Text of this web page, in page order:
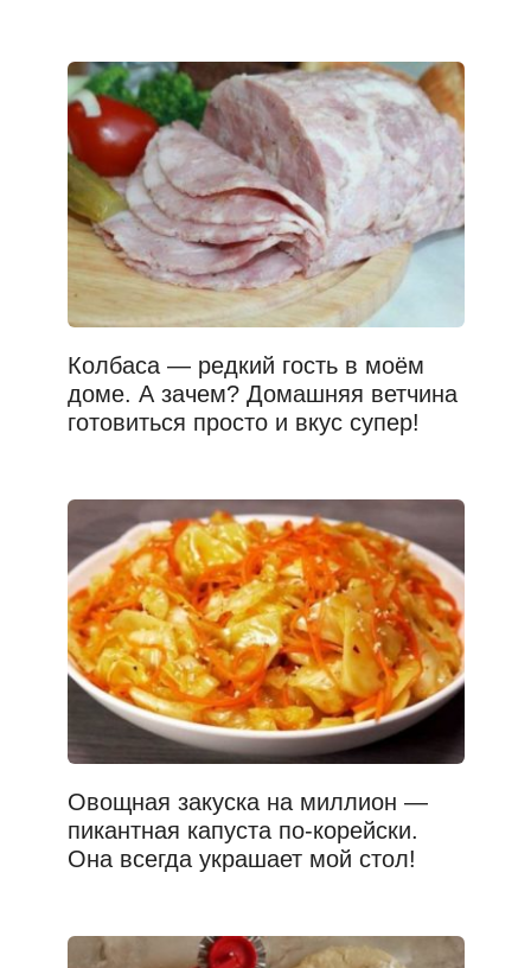
Колбаса — редкий гость в моём
доме. А зачем? Домашняя ветчина
готовиться просто и вкус супер!
Овощная закуска на миллион —
пикантная капуста по-корейски.
Она всегда украшает мой стол!